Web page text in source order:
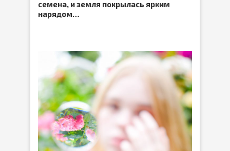
семена, и земля покрылась ярким
нарядом…